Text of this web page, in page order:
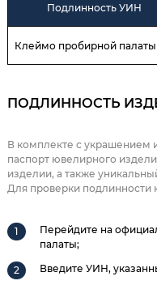
Подлинность УИН
Клеймо пробирной
ПОДЛИННОСТЬ
В комплекте с украшением
паспорт ювелирного
изделии, а также
Для проверки подлинности
Перейдите на
палаты;
Введите УИН,